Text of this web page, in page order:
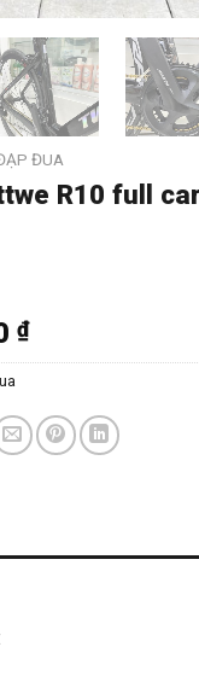
ĐUA
R10 full
₫